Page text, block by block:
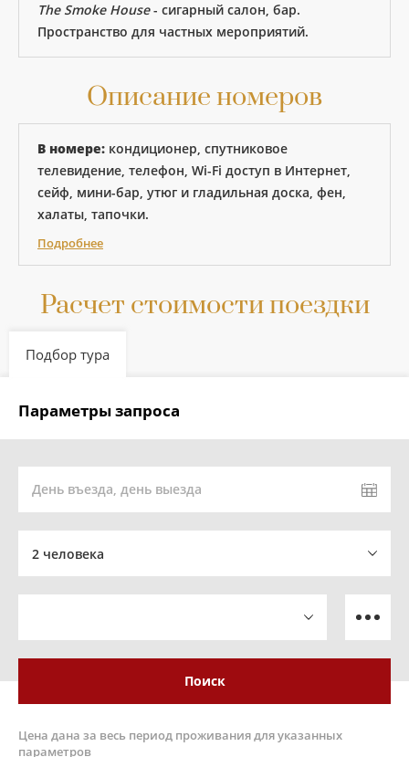
The Smoke House- сигарный салон, бар.
Пространство для частных мероприятий.
Описание номеров
В номере: кондиционер, спутниковое
телевидение, телефон, Wi-Fi доступ в Интернет,
сейф, мини-бар, утюг и гладильная доска, фен,
халаты, тапочки.
Подробнее
Расчет стоимости поездки
Подбор тура
Параметры запроса
День въезда, день выезда
2 человека
Поиск
Цена дана за весь период проживания для указанных
параметров